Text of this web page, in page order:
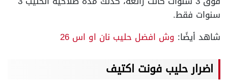
سنوات فقط.
شاهد أيضًا: وش افضل حليب نان او اس 26
اضرار حليب فونت اكتيف